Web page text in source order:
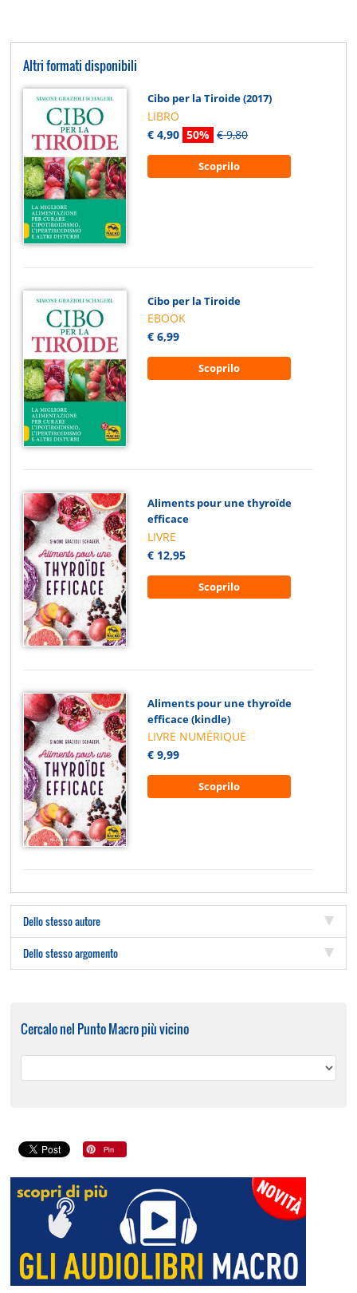
Altri formati disponibili
Cibo per la Tiroide (2017)
LIBRO
€ 4,90 50% € 9,80
Scoprilo
Cibo per la Tiroide
EBOOK
€ 6,99
Scoprilo
Aliments pour une thyroïde
efficace
LIVRE
€ 12,95
Scoprilo
Aliments pour une thyroïde
efficace (kindle)
LIVRE NUMÉRIQUE
€ 9,99
Scoprilo
Dello stesso autore
Dello stesso argomento
Cercalo nel Punto Macro più vicino